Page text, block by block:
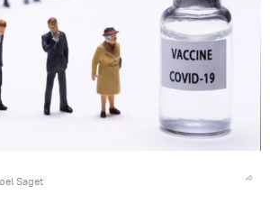
Saget